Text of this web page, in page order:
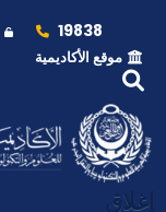
19838
موقع الأكاديمية
إغلاق